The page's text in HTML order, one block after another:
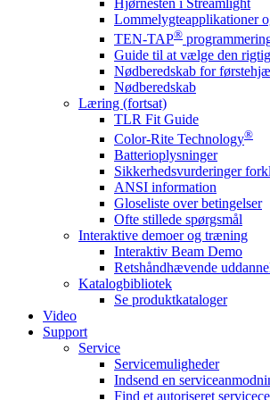
Lommelygteapplikationer
TEN-TAP®
Guide til at vælge den
Nødberedskab for
Nødberedskab
Læring (fortsat)
TLR Fit Guide
Color-Rite Technology®
Batterioplysninger
Sikkerhedsvurderinger
ANSI information
Gloseliste over betingelser
Ofte stillede spørgsmål
Interaktive demoer og træning
Interaktiv Beam Demo
Retshåndhævende
Katalogbibliotek
Se produktkataloger
Video
Support
Service
Servicemuligheder
Indsend en
Find et autoriseret